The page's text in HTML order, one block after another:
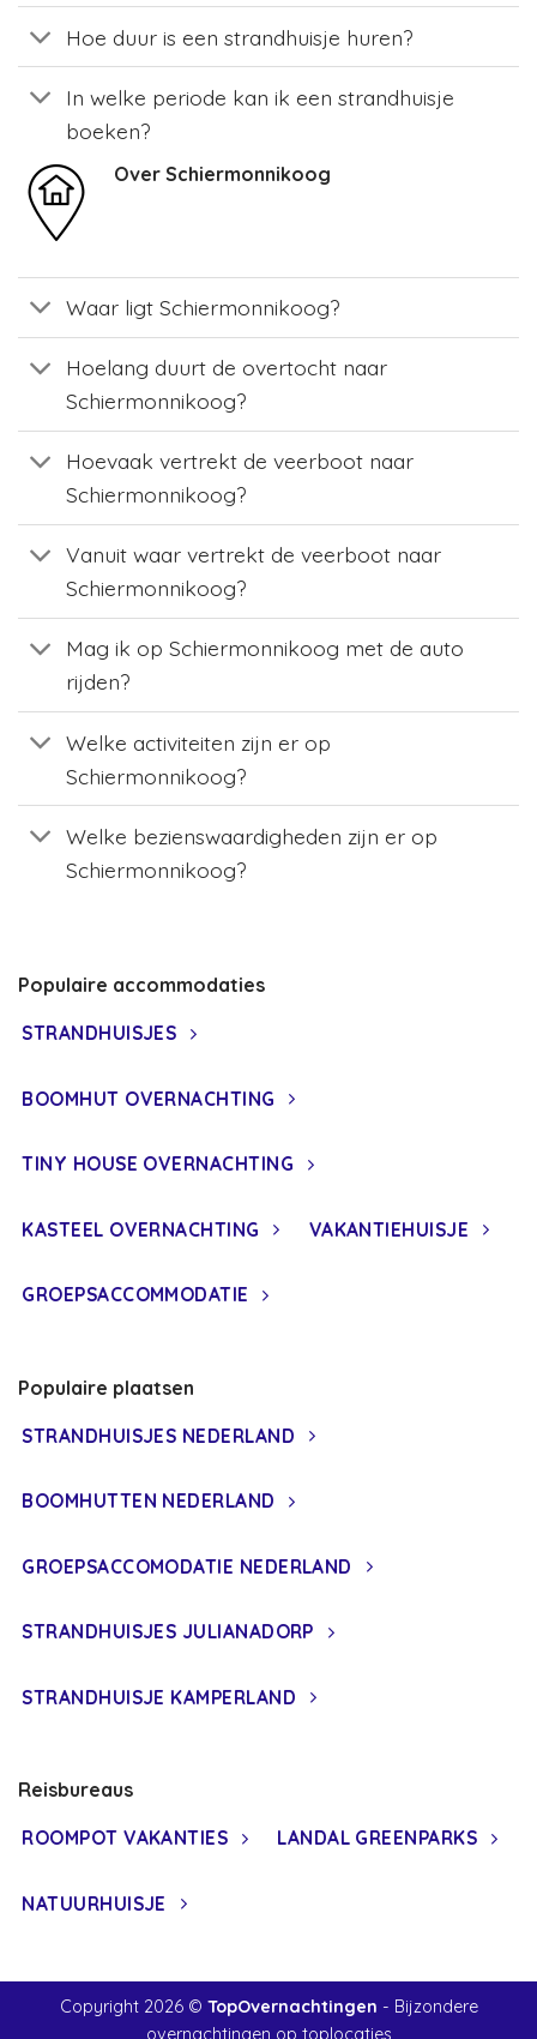
Hoe duur is een strandhuisje huren?
In welke periode kan ik een strandhuisje
boeken?
Over Schiermonnikoog
Waar ligt Schiermonnikoog?
Hoelang duurt de overtocht naar
Schiermonnikoog?
Hoevaak vertrekt de veerboot naar
Schiermonnikoog?
Vanuit waar vertrekt de veerboot naar
Schiermonnikoog?
Mag ik op Schiermonnikoog met de auto
rijden?
Welke activiteiten zijn er op
Schiermonnikoog?
Welke bezienswaardigheden zijn er op
Schiermonnikoog?
Populaire accommodaties
STRANDHUISJES
BOOMHUT OVERNACHTING
TINY HOUSE OVERNACHTING
KASTEEL OVERNACHTING VAKANTIEHUISJE
GROEPSACCOMMODATIE
Populaire plaatsen
STRANDHUISJES NEDERLAND
BOOMHUTTEN NEDERLAND
GROEPSACCOMODATIE NEDERLAND
STRANDHUISJES JULIANADORP
STRANDHUISJE KAMPERLAND
Reisbureaus
ROOMPOT VAKANTIES
LANDAL GREENPARKS
NATUURHUISJE
Copyright 2026 © TopOvernachtingen - Bijzondere
overnachtingen op toplocaties